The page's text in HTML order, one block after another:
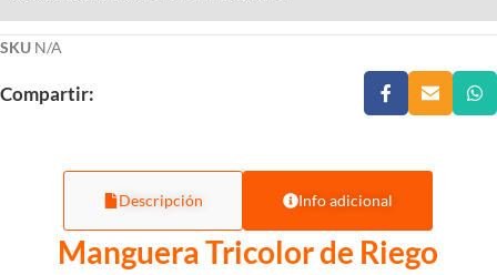
SKU N/A
Compartir:
Descripción Info adicional
Manguera Tricolor de Riego